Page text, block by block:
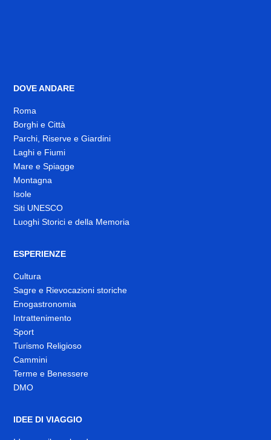
DOVE ANDARE
Roma
Borghi e Città
Parchi, Riserve e Giardini
Laghi e Fiumi
Mare e Spiagge
Montagna
Isole
Siti UNESCO
Luoghi Storici e della Memoria
ESPERIENZE
Cultura
Sagre e Rievocazioni storiche
Enogastronomia
Intrattenimento
Sport
Turismo Religioso
Cammini
Terme e Benessere
DMO
IDEE DI VIAGGIO